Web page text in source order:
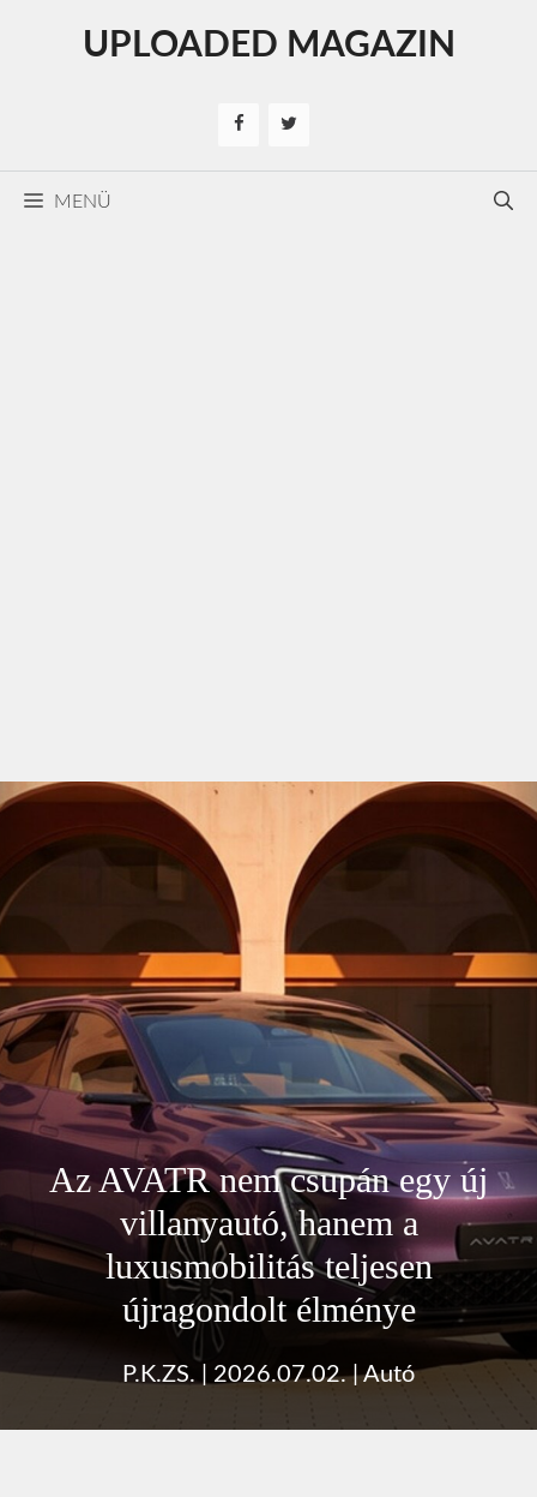
UPLOADED MAGAZIN
MENÜ
Az AVATR nem csupán egy új
villanyautó, hanem a
luxusmobilitás teljesen
újragondolt élménye
P.K.ZS. 2026.07.02.|Autó